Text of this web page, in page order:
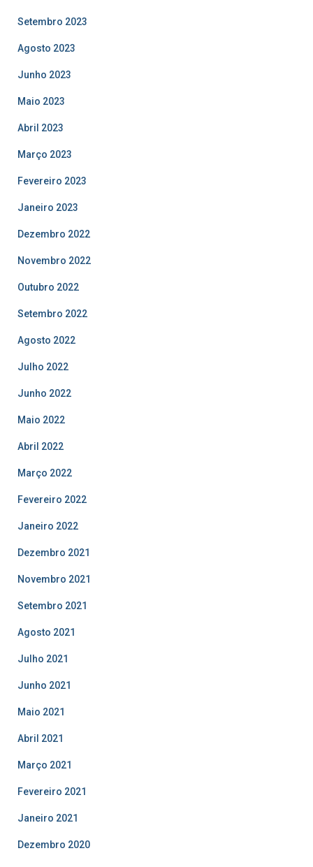
Setembro 2023
Agosto 2023
Junho 2023
Maio 2023
Abril 2023
Março 2023
Fevereiro 2023
Janeiro 2023
Dezembro 2022
Novembro 2022
Outubro 2022
Setembro 2022
Agosto 2022
Julho 2022
Junho 2022
Maio 2022
Abril 2022
Março 2022
Fevereiro 2022
Janeiro 2022
Dezembro 2021
Novembro 2021
Setembro 2021
Agosto 2021
Julho 2021
Junho 2021
Maio 2021
Abril 2021
Março 2021
Fevereiro 2021
Janeiro 2021
Dezembro 2020